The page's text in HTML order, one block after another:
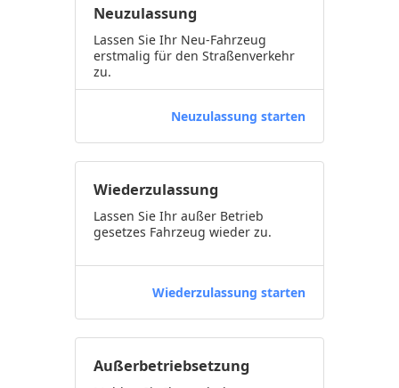
Neuzulassung
Lassen Sie Ihr Neu-Fahrzeug
erstmalig für den Straßenverkehr
zu.
Neuzulassung starten
Wiederzulassung
Lassen Sie Ihr außer Betrieb
gesetzes Fahrzeug wieder zu.
Wiederzulassung starten
Außerbetriebsetzung